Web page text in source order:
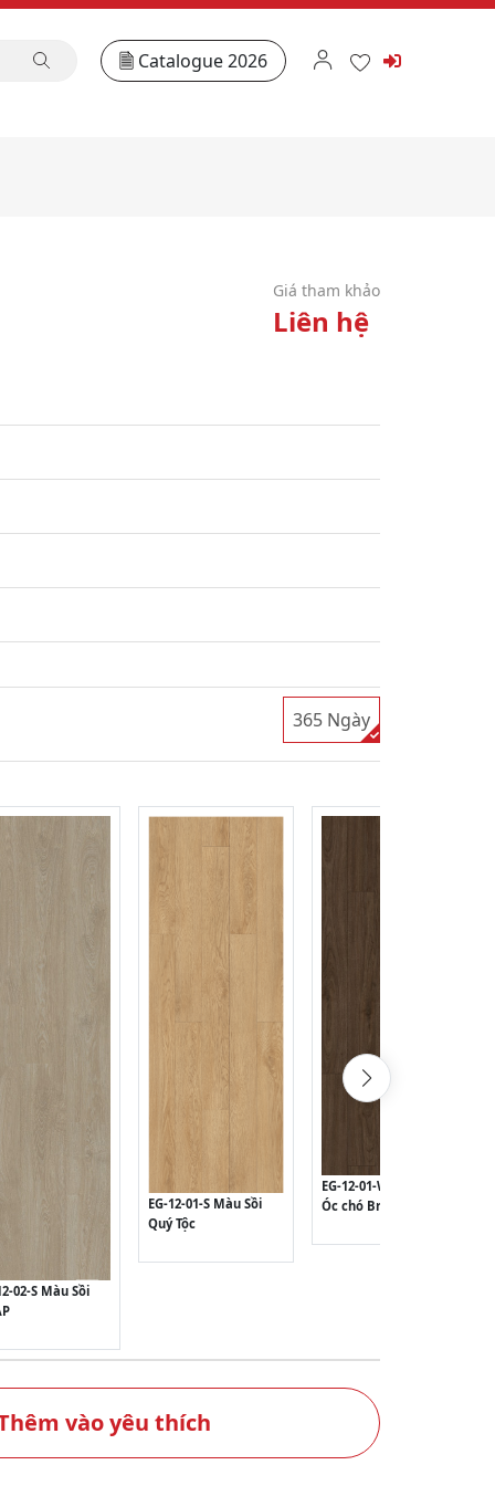
Catalogue 2026
Giá tham khảo
Liên hệ
365 Ngày
02-S Màu Sồi
EG-12-01-S Màu Sồi
Quý Tộc
EG-12-01-W Màu Gỗ
Óc chó Brazil
vào yêu thích